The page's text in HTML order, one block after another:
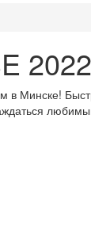
2022
Минске!